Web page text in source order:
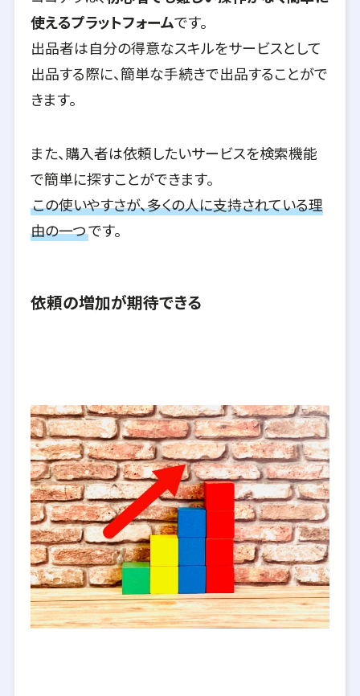
使えるプラットフォームです。
出品者は自分の得意なスキルをサービスとして
出品する際に、簡単な手続きで出品することがで
きます。
また、購入者は依頼したいサービスを検索機能
で簡単に探すことができます。
この使いやすさが、多くの人に支持されている理
由の一つです。
依頼の増加が期待できる